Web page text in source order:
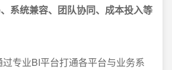
系统兼容、团队协同、成本投入等
专业BI平台打通各平台与业务系